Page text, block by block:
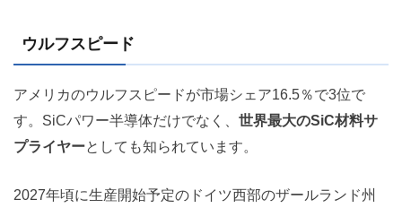
ウルフスピード
アメリカのウルフスピードが市場シェア16.5％で3位で
す。SiCパワー半導体だけでなく、 世界最大のSiC材料サ
プライヤーとしても知られています。
2027年頃に生産開始予定のドイツ西部のザールランド州